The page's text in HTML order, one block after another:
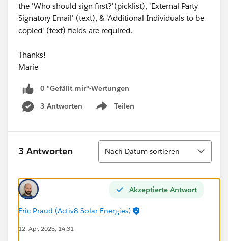
the 'Who should sign first?'(picklist), 'External Party
Signatory Email' (text), & 'Additional Individuals to be
copied' (text) fields are required.
Thanks!
Marie
0 "Gefällt mir"-Wertungen
3 Antworten
Teilen
Show menu
3 Antworten
Sortieren
Nach Datum sortieren
Akzeptierte Antwort
Eric Praud (Activ8 Solar Energies)
12. Apr. 2023, 14:31